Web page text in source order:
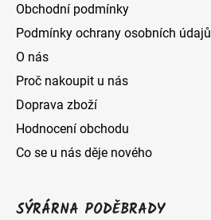
Obchodní podmínky
Podmínky ochrany osobních údajů
O nás
Proč nakoupit u nás
Doprava zboží
Hodnocení obchodu
Co se u nás děje nového
SÝRÁRNA PODĚBRADY